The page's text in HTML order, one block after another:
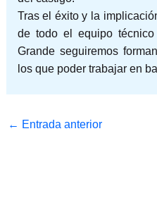
Tras el éxito y la
de todo el equipo
Grande seguiremos
los que poder trabajar en
← Entrada anterior